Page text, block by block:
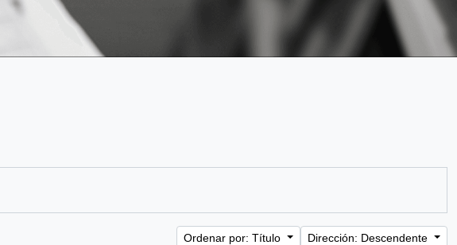
Ordenar por: Título Dirección: Descendente